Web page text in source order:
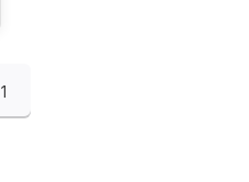
1